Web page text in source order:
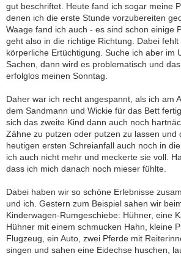
gut beschriftet. Heute fand ich sogar meine
denen ich die erste Stunde vorzubereiten
Waage fand ich auch - es sind schon einige
geht also in die richtige Richtung. Dabei
körperliche Ertüchtigung. Suche ich aber im
Sachen, dann wird es problematisch und
erfolglos meinen Sonntag.
Daher war ich recht angespannt, als ich am
dem Sandmann und Wickie für das Bett
sich das zweite Kind dann auch noch
Zähne zu putzen oder putzen zu lassen und
heutigen ersten Schreianfall auch noch in
ich auch nicht mehr und meckerte sie voll.
dass ich mich danach noch mieser fühlte.
Dabei haben wir so schöne Erlebnisse
und ich. Gestern zum Beispiel sahen wir
Kinderwagen-Rumgeschiebe: Hühner, eine
Hühner mit einem schmucken Hahn, kleine
Flugzeug, ein Auto, zwei Pferde mit
singen und sahen eine Eidechse huschen,